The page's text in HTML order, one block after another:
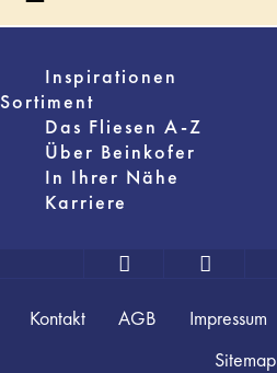
Inspirationen
Sortiment
Das Fliesen A-Z
Über Beinkofer
In Ihrer Nähe
Karriere
Kontakt AGB Impressum
Sitemap